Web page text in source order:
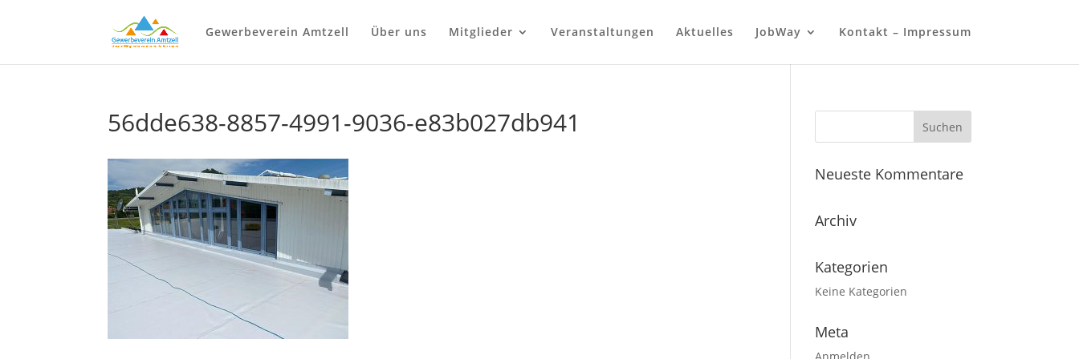
Gewerbeverein Amtzell Über uns Mitglieder Veranstaltungen Aktuelles JobWay Kontakt – Impressum
56dde638-8857-4991-9036-e83b027db941
Neueste Kommentare
Archiv
Kategorien
Keine Kategorien
Meta